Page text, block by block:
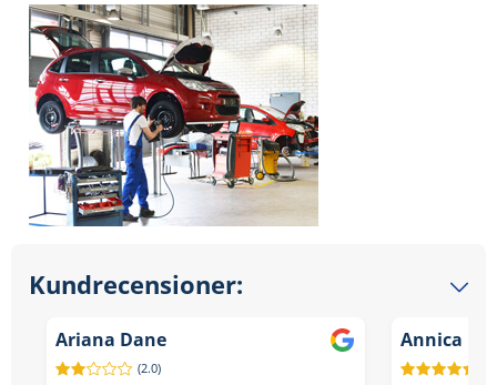
Kundrecensioner:
Ariana Dane
(2.0)
Annica